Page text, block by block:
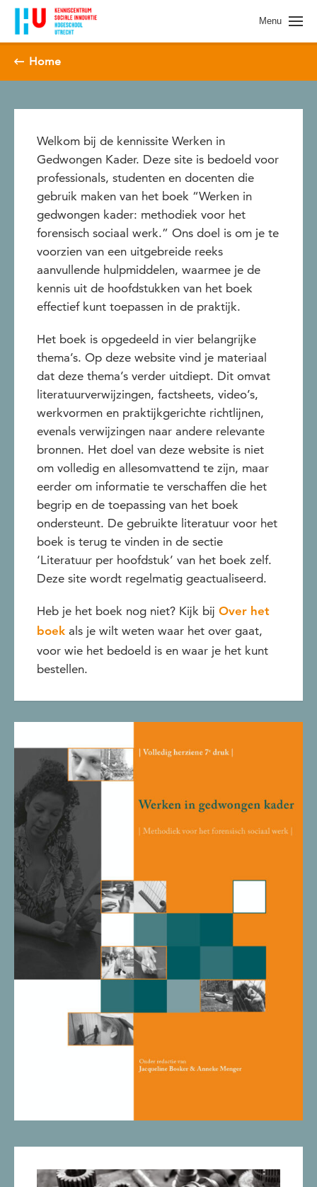
Spring naar pagina inhoud
Menu
Home
Welkom bij de kennissite Werken in
Gedwongen Kader. Deze site is bedoeld voor
professionals, studenten en docenten die
gebruik maken van het boek “Werken in
gedwongen kader: methodiek voor het
forensisch sociaal werk.” Ons doel is om je te
voorzien van een uitgebreide reeks
aanvullende hulpmiddelen, waarmee je de
kennis uit de hoofdstukken van het boek
effectief kunt toepassen in de praktijk.
Het boek is opgedeeld in vier belangrijke
thema’s. Op deze website vind je materiaal
dat deze thema’s verder uitdiept. Dit omvat
literatuurverwijzingen, factsheets, video’s,
werkvormen en praktijkgerichte richtlijnen,
evenals verwijzingen naar andere relevante
bronnen. Het doel van deze website is niet
om volledig en allesomvattend te zijn, maar
eerder om informatie te verschaffen die het
begrip en de toepassing van het boek
ondersteunt. De gebruikte literatuur voor het
boek is terug te vinden in de sectie
‘Literatuur per hoofdstuk’ van het boek zelf.
Deze site wordt regelmatig geactualiseerd.
Heb je het boek nog niet? Kijk bij Over het
boek als je wilt weten waar het over gaat,
voor wie het bedoeld is en waar je het kunt
bestellen.